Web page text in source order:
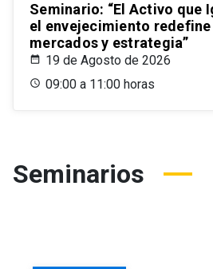
Seminario: “El Activo que
el envejecimiento
mercados y estrategia”
19 de Agosto de 2026
09:00 a 11:00 horas
Seminarios